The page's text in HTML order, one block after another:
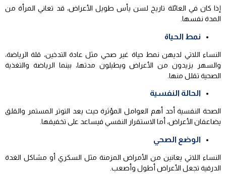
إذا كان في العائلة تاريخ لسن يأس طويل الأعراض، قد تعاني المرأة من
المدة نفسها.
نمط الحياة
النساء اللاتي لديهن نمط حياة غير صحي مثل عادة التدخين، قلة الرياضة،
والسهر يزيدون من الأعراض ويطيلون مدتها، بينما الرياضة والتغذية
الصحية تقلل منها.
الحالة النفسية
الصحة النفسية أحد أهم العوامل المؤثرة حيث يعد التوتر المستمر والقلق
يضاعفان الأعراض، أما الاستقرار النفسي فيساعد على تخفيفها.
الوضع الصحي
النساء اللاتي يعانين من الأمراض المزمنة مثل السكري أو مشاكل الغدة
الدرقية تجعل الأعراض أطول وأصعب.